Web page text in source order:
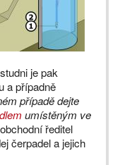
je pak
a případně
případě dejte
umístěným ve
ředitel
čerpadel a jejich